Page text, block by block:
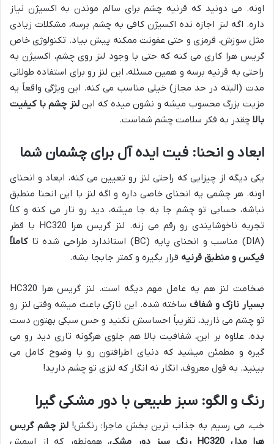
اونه. می دونید که قرنیه چشم برای سالم موندن به اکسیژن نیاز
داره. اگه لنز اجازه نده اکسیژن کافی به چشم برسه، مشکلات زیادی
مثل سوزش، قرمزی و حتی عفونت ممکنه پیش بیاد. تکنولوژی خاص
گریس هرا کاری می کنه که حتی با وجود لنز روی چشم، اکسیژن به
راحتی به قرنیه برسه و همین مسئله، این لنز رو برای استفاده طولانی
مدت (البته در حد مجاز) خیلی مناسب می کنه. این ویژگی واقعاً یه
مزیت بزرگ محسوب میشه و نشون میده که اینلنز چشم با کیفیت
بالا چقدر به فکر سلامت چشم شماست.
ابعاد و انحنا: فیت ایده آل برای چشمان شما
یکی دیگه از چیزایی که راحتی لنز رو تعیین می کنه، ابعاد و انحنای
اونه. هر چشمی یه انحنای خاصی داره و اگه لنز با این انحنا منطبق
نباشه، حسابی تو چشم جا به جا میشه، دید رو تار می کنه و کلاً
تجربه ناخوشایندی رو رقم می زنه. لنز گریس هرا HC320 با قطر
(DIA) مناسب و انحنای پایه (BC) استاندارد طراحی شده تا
کاملاً
فیکس و منطبق قرنیه قرار بگیره و کمتر جابجا بشه.
ضخامت لنز هم یه عامل مهم دیگه است. لنز گریس هرا HC320
بسیار نازک و شفاف ساخته شده. این نازکی باعث میشه وقتی لنز رو
تو چشم می ذارید، تقریباً احساسش نکنید و حس سبکی بهتون دست
بده. علاوه بر این، شفافیت بالا هم جلوی هرگونه تاری دید رو می
گیره و مطمئن میشید که دنیای اطرافتون رو با وضوح کامل می
بینید. به قول معروف، انگار نه انگار که لنزی تو چشم دارید!
رنگ و الگو: سبز طبیعی با دور مشکی گیرا
خب، می رسیم به جذاب ترین بخش ماجرا: رنگش! لنز چشم گریس